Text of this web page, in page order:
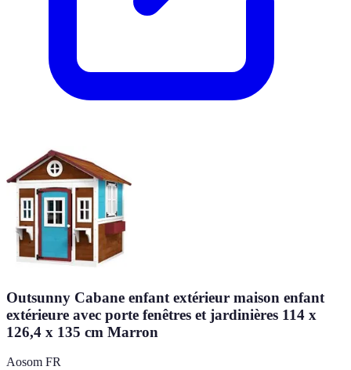
Outsunny Cabane enfant extérieur maison enfant
extérieure avec porte fenêtres et jardinières 114 x
126,4 x 135 cm Marron
Aosom FR